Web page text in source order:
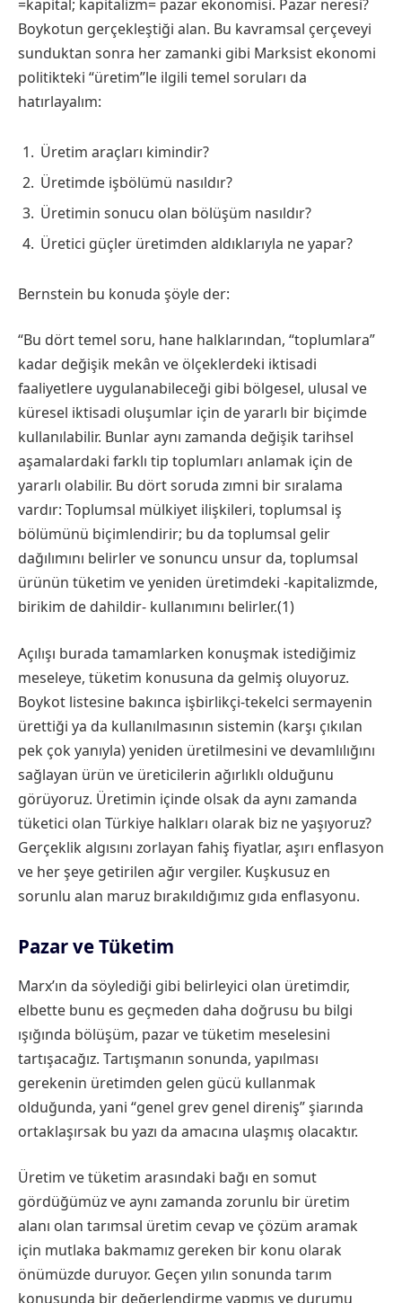
=kapital; kapitalizm= pazar ekonomisi. Pazar neresi?
Boykotun gerçekleştiği alan. Bu kavramsal çerçeveyi
sunduktan sonra her zamanki gibi Marksist ekonomi
politikteki “üretim”le ilgili temel soruları da
hatırlayalım:
Üretim araçları kimindir?
Üretimde işbölümü nasıldır?
Üretimin sonucu olan bölüşüm nasıldır?
Üretici güçler üretimden aldıklarıyla ne yapar?
Bernstein bu konuda şöyle der:
“Bu dört temel soru, hane halklarından, “toplumlara”
kadar değişik mekân ve ölçeklerdeki iktisadi
faaliyetlere uygulanabileceği gibi bölgesel, ulusal ve
küresel iktisadi oluşumlar için de yararlı bir biçimde
kullanılabilir. Bunlar aynı zamanda değişik tarihsel
aşamalardaki farklı tip toplumları anlamak için de
yararlı olabilir. Bu dört soruda zımni bir sıralama
vardır: Toplumsal mülkiyet ilişkileri, toplumsal iş
bölümünü biçimlendirir; bu da toplumsal gelir
dağılımını belirler ve sonuncu unsur da, toplumsal
ürünün tüketim ve yeniden üretimdeki -kapitalizmde,
birikim de dahildir- kullanımını belirler.(1)
Açılışı burada tamamlarken konuşmak istediğimiz
meseleye, tüketim konusuna da gelmiş oluyoruz.
Boykot listesine bakınca işbirlikçi-tekelci sermayenin
ürettiği ya da kullanılmasının sistemin (karşı çıkılan
pek çok yanıyla) yeniden üretilmesini ve devamlılığını
sağlayan ürün ve üreticilerin ağırlıklı olduğunu
görüyoruz. Üretimin içinde olsak da aynı zamanda
tüketici olan Türkiye halkları olarak biz ne yaşıyoruz?
Gerçeklik algısını zorlayan fahiş fiyatlar, aşırı enflasyon
ve her şeye getirilen ağır vergiler. Kuşkusuz en
sorunlu alan maruz bırakıldığımız gıda enflasyonu.
Pazar ve Tüketim
Marx’ın da söylediği gibi belirleyici olan üretimdir,
elbette bunu es geçmeden daha doğrusu bu bilgi
ışığında bölüşüm, pazar ve tüketim meselesini
tartışacağız. Tartışmanın sonunda, yapılması
gerekenin üretimden gelen gücü kullanmak
olduğunda, yani “genel grev genel direniş” şiarında
ortaklaşırsak bu yazı da amacına ulaşmış olacaktır.
Üretim ve tüketim arasındaki bağı en somut
gördüğümüz ve aynı zamanda zorunlu bir üretim
alanı olan tarımsal üretim cevap ve çözüm aramak
için mutlaka bakmamız gereken bir konu olarak
önümüzde duruyor. Geçen yılın sonunda tarım
konusunda bir değerlendirme yapmış ve durumu